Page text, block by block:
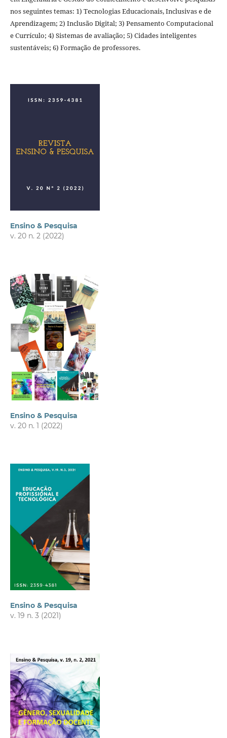
nos seguintes temas: 1) Tecnologias Educacionais, Inclusivas e de
Aprendizagem; 2) Inclusão Digital; 3) Pensamento Computacional
e Currículo; 4) Sistemas de avaliação; 5) Cidades inteligentes
sustentáveis; 6) Formação de professores.
Ensino & Pesquisa
v. 20 n. 2 (2022)
Ensino & Pesquisa
v. 20 n. 1 (2022)
Ensino & Pesquisa
v. 19 n. 3 (2021)